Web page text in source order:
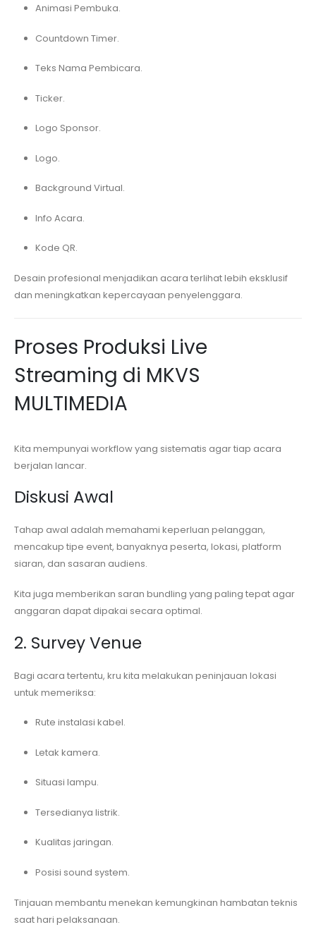
Animasi Pembuka.
Countdown Timer.
Teks Nama Pembicara.
Ticker.
Logo Sponsor.
Logo.
Background Virtual.
Info Acara.
Kode QR.
Desain profesional menjadikan acara terlihat lebih eksklusif
dan meningkatkan kepercayaan penyelenggara.
Proses Produksi Live
Streaming di MKVS
MULTIMEDIA
Kita mempunyai workflow yang sistematis agar tiap acara
berjalan lancar.
Diskusi Awal
Tahap awal adalah memahami keperluan pelanggan,
mencakup tipe event, banyaknya peserta, lokasi, platform
siaran, dan sasaran audiens.
Kita juga memberikan saran bundling yang paling tepat agar
anggaran dapat dipakai secara optimal.
2. Survey Venue
Bagi acara tertentu, kru kita melakukan peninjauan lokasi
untuk memeriksa:
Rute instalasi kabel.
Letak kamera.
Situasi lampu.
Tersedianya listrik.
Kualitas jaringan.
Posisi sound system.
Tinjauan membantu menekan kemungkinan hambatan teknis
saat hari pelaksanaan.